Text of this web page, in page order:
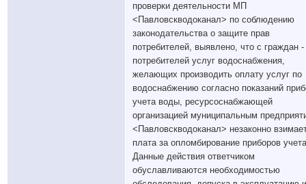
проверки деятельности МП
<Павловскводоканал> по соблюдению
законодательства о защите прав
потребителей, выявлено, что с граждан -
потребителей услуг водоснабжения,
желающих производить оплату услуг по
водоснабжению согласно показаний
учета воды, ресурсоснабжающей
организацией муниципальным
<Павловскводоканал> незаконно
плата за опломбирование приборов
Данные действия ответчиком
обуславливаются необходимостью